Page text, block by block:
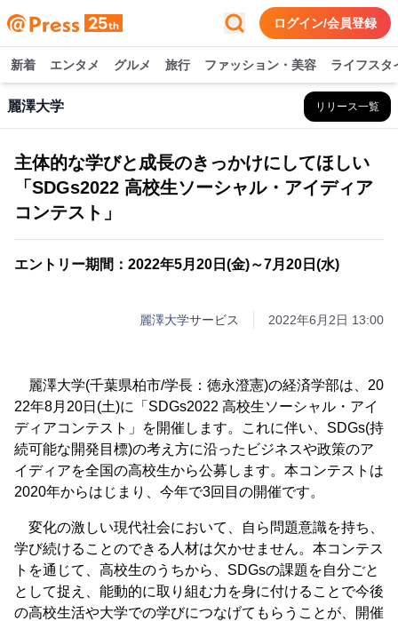
ログイン/会員登録
新着 エンタメ グルメ 旅行 ファッション・美容 ライフスタ
麗澤大学 リリース一覧
主体的な学びと成長のきっかけにしてほしい
「SDGs2022 高校生ソーシャル・アイディア
コンテスト」
エントリー期間：2022年5月20日(金)～7月20日(水)
麗澤大学サービス 2022年6月2日 13:00
麗澤大学(千葉県柏市/学長：徳永澄憲)の経済学部は、20
22年8月20日(土)に「SDGs2022 高校生ソーシャル・アイ
ディアコンテスト」を開催します。これに伴い、SDGs(持
続可能な開発目標)の考え方に沿ったビジネスや政策のア
イディアを全国の高校生から公募します。本コンテストは
2020年からはじまり、今年で3回目の開催です。
変化の激しい現代社会において、自ら問題意識を持ち、
学び続けることのできる人材は欠かせません。本コンテス
トを通じて、高校生のうちから、SDGsの課題を自分ごと
として捉え、能動的に取り組む力を身に付けることで今後
の高校生活や大学での学びにつなげてもらうことが、開催